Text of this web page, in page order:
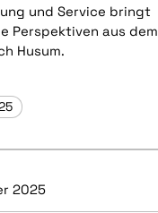
und Service bringt
Perspektiven aus dem
Husum.
2025